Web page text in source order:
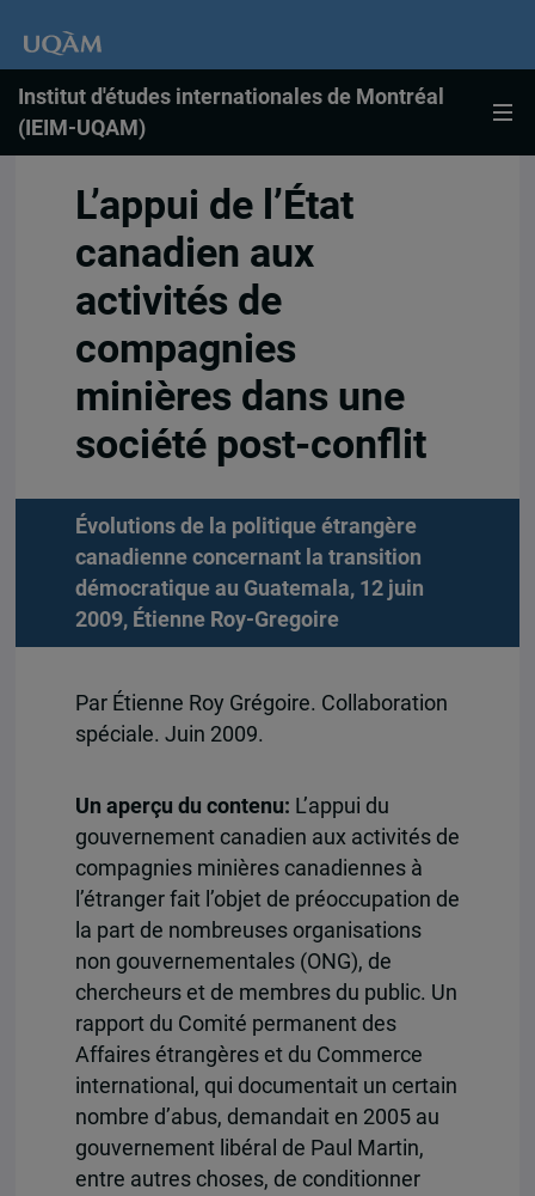
Institut d'études internationales de Montréal
(IEIM-UQAM)
L’appui de l’État
canadien aux
activités de
compagnies
minières dans une
société post-conflit
Évolutions de la politique étrangère
canadienne concernant la transition
démocratique au Guatemala, 12 juin
2009, Étienne Roy-Gregoire
Par Étienne Roy Grégoire. Collaboration
spéciale. Juin 2009.
Un aperçu du contenu: L’appui du
gouvernement canadien aux activités de
compagnies minières canadiennes à
l’étranger fait l’objet de préoccupation de
la part de nombreuses organisations
non gouvernementales (ONG), de
chercheurs et de membres du public. Un
rapport du Comité permanent des
Affaires étrangères et du Commerce
international, qui documentait un certain
nombre d’abus, demandait en 2005 au
gouvernement libéral de Paul Martin,
entre autres choses, de conditionner